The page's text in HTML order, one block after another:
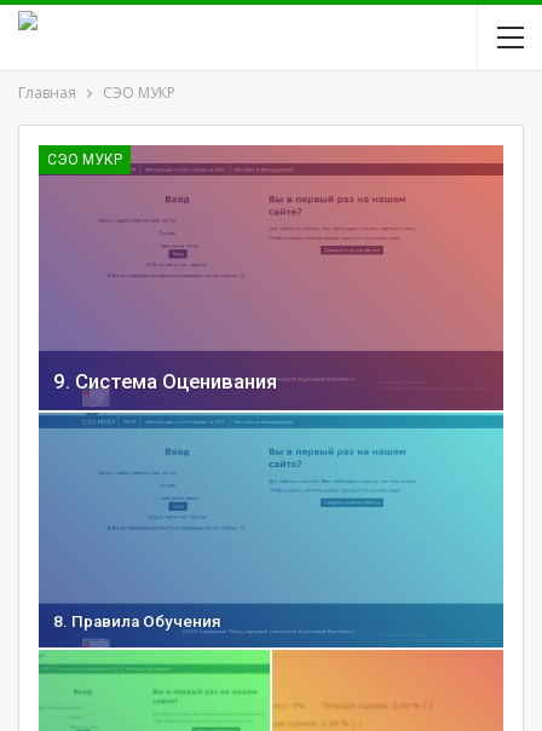
Главная СЭО МУКР
СЭО МУКР
9. Система Оценивания
8. Правила Обучения